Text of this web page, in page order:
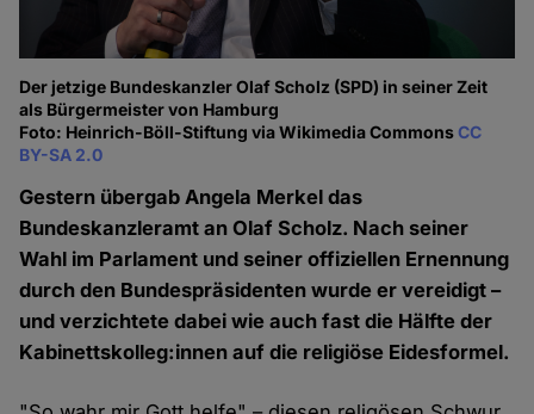
Der jetzige Bundeskanzler Olaf Scholz (SPD) in seiner Zeit
als Bürgermeister von Hamburg
Foto: Heinrich-Böll-Stiftung via Wikimedia CommonsCC
BY-SA 2.0
Gestern übergab Angela Merkel das
Bundeskanzleramt an Olaf Scholz. Nach seiner
Wahl im Parlament und seiner offiziellen Ernennung
durch den Bundespräsidenten wurde er vereidigt –
und verzichtete dabei wie auch fast die Hälfte der
Kabinettskolleg:innen auf die religiöse Eidesformel.